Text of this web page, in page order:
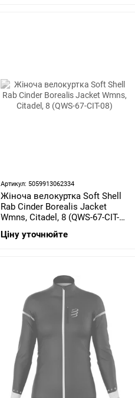
Артикул: 5059913062334
Жіноча велокуртка Soft Shell
Rab Cinder Borealis Jacket
Wmns, Citadel, 8 (QWS-67-CIT-
Ціну уточнюйте